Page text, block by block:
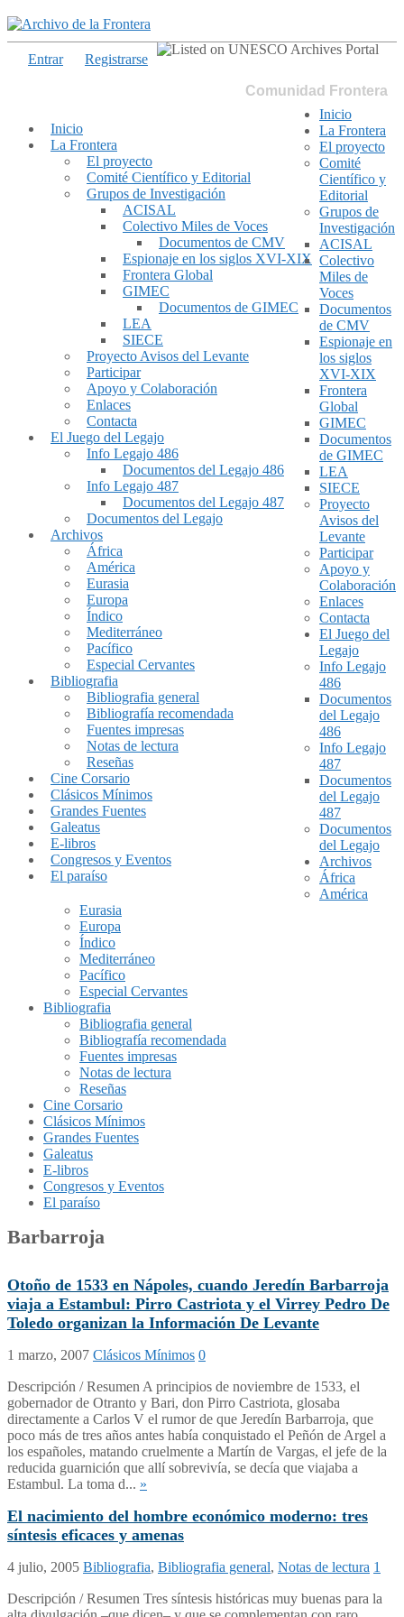
Comunidad Frontera
Inicio
La Frontera
El proyecto
Comité Científico y Editorial
Grupos de Investigación
ACISAL
Colectivo Miles de Voces
Documentos de CMV
Espionaje en los siglos XVI-XIX
Frontera Global
GIMEC
Documentos de GIMEC
LEA
SIECE
Proyecto Avisos del Levante
Participar
Apoyo y Colaboración
Enlaces
Contacta
El Juego del Legajo
Info Legajo 486
Documentos del Legajo 486
Info Legajo 487
Documentos del Legajo 487
Documentos del Legajo
Archivos
África
América
Eurasia
Europa
Índico
Mediterráneo
Pacífico
Especial Cervantes
Bibliografia
Bibliografia general
Bibliografía recomendada
Fuentes impresas
Notas de lectura
Reseñas
Cine Corsario
Clásicos Mínimos
Grandes Fuentes
Galeatus
E-libros
Congresos y Eventos
El paraíso
Entrar Registrarse
Inicio
La Frontera
El proyecto
Comité
Científico y
Editorial
Grupos de
Investigación
ACISAL
Colectivo
Miles de
Voces
Documentos
de CMV
Espionaje en
los siglos
XVI-XIX
Frontera
Global
GIMEC
Documentos
de GIMEC
LEA
SIECE
Proyecto
Avisos del
Levante
Participar
Apoyo y
Colaboración
Enlaces
Contacta
El Juego del
Legajo
Info Legajo
486
Documentos
del Legajo
486
Info Legajo
487
Documentos
del Legajo
487
Documentos
del Legajo
Archivos
África
América
Eurasia
Europa
Índico
Mediterráneo
Pacífico
Especial Cervantes
Bibliografia
Bibliografia general
Bibliografía recomendada
Fuentes impresas
Notas de lectura
Reseñas
Cine Corsario
Clásicos Mínimos
Grandes Fuentes
Galeatus
E-libros
Congresos y Eventos
El paraíso
Barbarroja
Otoño de 1533 en Nápoles, cuando Jeredín Barbarroja
viaja a Estambul: Pirro Castriota y el Virrey Pedro De
Toledo organizan la Información De Levante
1 marzo, 2007 Clásicos Mínimos 0
Descripción / Resumen A principios de noviembre de 1533, el
gobernador de Otranto y Bari, don Pirro Castriota, glosaba
directamente a Carlos V el rumor de que Jeredín Barbarroja, que
poco más de tres años antes había conquistado el Peñón de Argel a
los españoles, matando cruelmente a Martín de Vargas, el jefe de la
reducida guarnición que allí sobrevivía, se decía que viajaba a
Estambul. La toma d... »
El nacimiento del hombre económico moderno: tres
síntesis eficaces y amenas
4 julio, 2005 Bibliografia, Bibliografia general, Notas de lectura 1
Descripción / Resumen Tres síntesis históricas muy buenas para la